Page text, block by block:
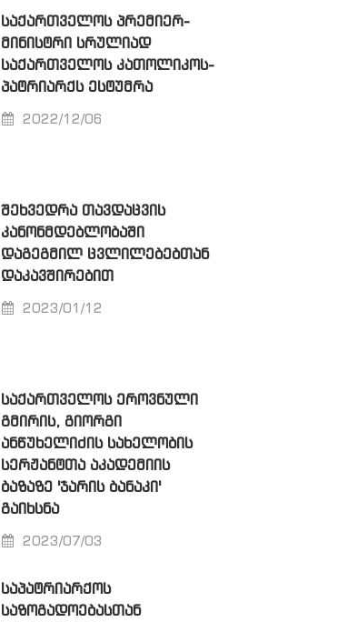
ᲡᲐᲥᲐᲠᲗᲕᲔᲚᲝᲡ ᲞᲠᲔᲛᲘᲔᲠ-
ᲛᲘᲜᲘᲡᲢᲠᲘ ᲡᲠᲣᲚᲘᲐᲓ
ᲡᲐᲥᲐᲠᲗᲕᲔᲚᲝᲡ ᲙᲐᲗᲝᲚᲘᲙᲝᲡ-
ᲞᲐᲢᲠᲘᲐᲠᲥᲡ ᲔᲡᲢᲣᲛᲠᲐ
2022/12/06
ᲨᲔᲮᲕᲔᲓᲠᲐ ᲗᲐᲕᲓᲐᲪᲕᲘᲡ
ᲙᲐᲜᲝᲜᲛᲓᲔᲑᲚᲝᲑᲐᲨᲘ
ᲓᲐᲒᲔᲒᲛᲘᲚ ᲪᲕᲚᲘᲚᲔᲑᲔᲑᲗᲐᲜ
ᲓᲐᲙᲐᲕᲨᲘᲠᲔᲑᲘᲗ
2023/01/12
ᲡᲐᲥᲐᲠᲗᲕᲔᲚᲝᲡ ᲔᲠᲝᲕᲜᲣᲚᲘ
ᲒᲛᲘᲠᲘᲡ, ᲒᲘᲝᲠᲒᲘ
ᲐᲜᲬᲣᲮᲔᲚᲘᲫᲘᲡ ᲡᲐᲮᲔᲚᲝᲑᲘᲡ
ᲡᲔᲠᲟᲐᲜᲢᲗᲐ ᲐᲙᲐᲓᲔᲛᲘᲘᲡ
ᲑᲐᲖᲐᲖᲔ 'ᲯᲐᲠᲘᲡ ᲑᲐᲜᲐᲙᲘ'
ᲒᲐᲘᲮᲡᲜᲐ
2023/07/03
ᲡᲐᲞᲐᲢᲠᲘᲐᲠᲥᲝᲡ
ᲡᲐᲖᲝᲒᲐᲓᲝᲔᲑᲐᲡᲗᲐᲜ